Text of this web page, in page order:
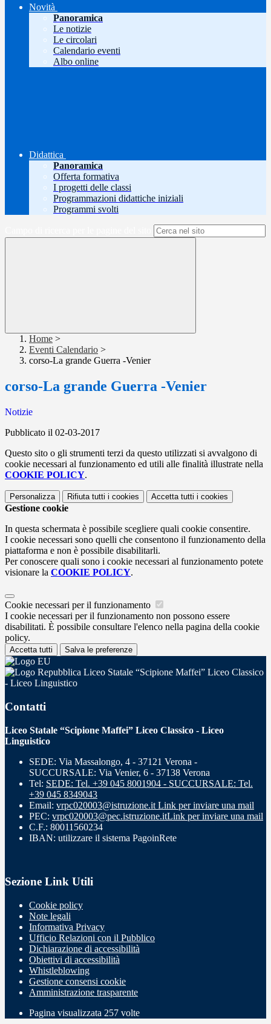
Novità
Panoramica
Le notizie
Le circolari
Calendario eventi
Albo online
Didattica
Panoramica
Offerta formativa
I progetti delle classi
Programmazioni didattiche iniziali
Programmi svolti
Home >
Eventi Calendario >
corso-La grande Guerra -Venier
corso-La grande Guerra -Venier
Notizie
Pubblicato il 02-03-2017
Questo sito o gli strumenti terzi da questo utilizzati si avvalgono di
cookie necessari al funzionamento ed utili alle finalità illustrate nella
COOKIE POLICY.
Personalizza Rifiuta tutti i cookies Accetta tutti i cookies
Gestione cookie
In questa schermata è possibile scegliere quali cookie consentire.
I cookie necessari sono quelli che consentono il funzionamento della
piattaforma e non è possibile disabilitarli.
Per conoscere quali sono i cookie necessari al funzionamento potete
visionare la COOKIE POLICY.
Cookie necessari per il funzionamento
I cookie necessari per il funzionamento non possono essere
disabilitati. È possibile consultare l'elenco nella pagina della cookie
policy.
Accetta tutti Salva le preferenze
Liceo Statale “Scipione Maffei” Liceo Classico
- Liceo Linguistico
Contatti
Liceo Statale “Scipione Maffei” Liceo Classico - Liceo
Linguistico
SEDE: Via Massalongo, 4 - 37121 Verona -
SUCCURSALE: Via Venier, 6 - 37138 Verona
Tel: SEDE: Tel. +39 045 8001904 - SUCCURSALE: Tel.
+39 045 8349043
Email: vrpc020003@istruzione.it Link per inviare una mail
PEC: vrpc020003@pec.istruzione.itLink per inviare una mail
C.F.: 80011560234
IBAN: utilizzare il sistema PagoinRete
Sezione Link Utili
Cookie policy
Note legali
Informativa Privacy
Ufficio Relazioni con il Pubblico
Dichiarazione di accessibilità
Obiettivi di accessibilità
Whistleblowing
Gestione consensi cookie
Amministrazione trasparente
Pagina visualizzata 257 volte